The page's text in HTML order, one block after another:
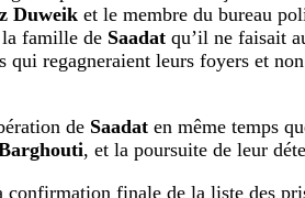
Duweik et le membre du bureau
la famille de Saadat qu’il ne faisait
qui regagneraient leurs foyers et
de Saadat en même temps
, et la poursuite de leur
finale de la liste des